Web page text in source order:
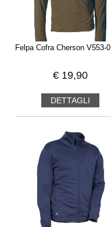
Felpa Cofra Cherson V553-0
€ 19,90
DETTAGLI